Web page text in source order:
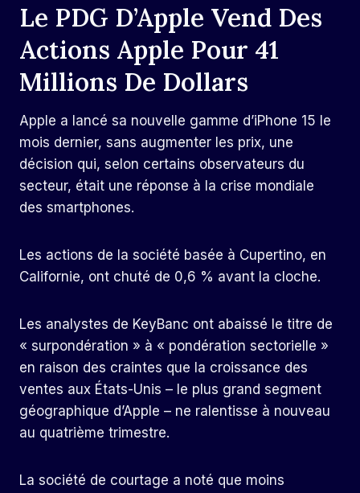
Le PDG D’Apple Vend Des
Actions Apple Pour 41
Millions De Dollars
Apple a lancé sa nouvelle gamme d’iPhone 15 le
mois dernier, sans augmenter les prix, une
décision qui, selon certains observateurs du
secteur, était une réponse à la crise mondiale
des smartphones.
Les actions de la société basée à Cupertino, en
Californie, ont chuté de 0,6 % avant la cloche.
Les analystes de KeyBanc ont abaissé le titre de
« surpondération » à « pondération sectorielle »
en raison des craintes que la croissance des
ventes aux États-Unis – le plus grand segment
géographique d’Apple – ne ralentisse à nouveau
au quatrième trimestre.
La société de courtage a noté que moins